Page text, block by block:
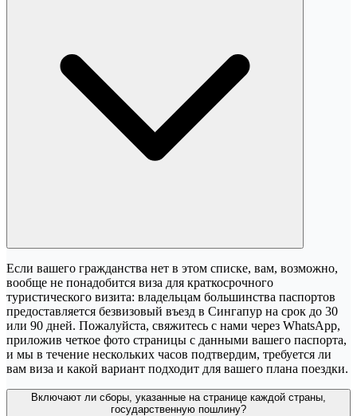
Если вашего гражданства нет в этом списке, вам, возможно,
вообще не понадобится виза для краткосрочного
туристического визита: владельцам большинства паспортов
предоставляется безвизовый въезд в Сингапур на срок до 30
или 90 дней. Пожалуйста, свяжитесь с нами через WhatsApp,
приложив четкое фото страницы с данными вашего паспорта,
и мы в течение нескольких часов подтвердим, требуется ли
вам виза и какой вариант подходит для вашего плана поездки.
Включают ли сборы, указанные на странице каждой страны,
государственную пошлину?